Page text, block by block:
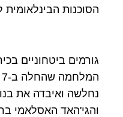
הסוכנות הבינלאומית
גורמים ביטחוניים
נחלשה ואיבדה את
והגי'האד האסלאמי